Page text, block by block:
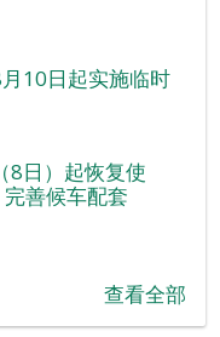
10日起实施临时
8日）起恢复使
善候车配套
查看全部